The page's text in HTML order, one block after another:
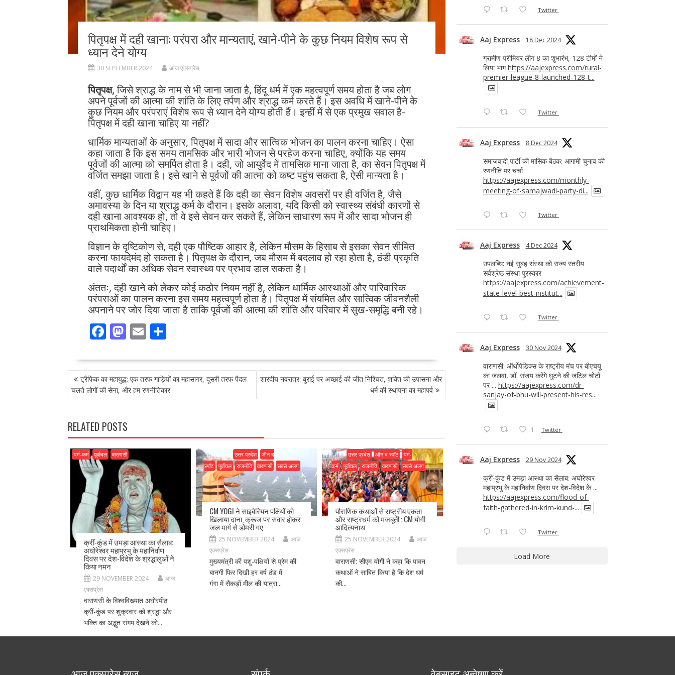
पितृपक्ष में दही खाना: परंपरा और मान्यताएं, खाने-पीने के कुछ नियम विशेष रूप से
ध्यान देने योग्य
30 SEPTEMBER 2024 आज एक्सप्रेस
पितृपक्ष,जिसे श्राद्ध के नाम से भी जाना जाता है, हिंदू धर्म में एक महत्वपूर्ण समय होता है जब लोग
अपने पूर्वजों की आत्मा की शांति के लिए तर्पण और श्राद्ध कर्म करते हैं। इस अवधि में खाने-पीने के
कुछ नियम और परंपराएं विशेष रूप से ध्यान देने योग्य होती हैं। इन्हीं में से एक प्रमुख सवाल है-
पितृपक्ष में दही खाना चाहिए या नहीं?
धार्मिक मान्यताओं के अनुसार, पितृपक्ष में सादा और सात्विक भोजन का पालन करना चाहिए। ऐसा
कहा जाता है कि इस समय तामसिक और भारी भोजन से परहेज करना चाहिए, क्योंकि यह समय
पूर्वजों की आत्मा को समर्पित होता है। दही, जो आयुर्वेद में तामसिक माना जाता है, का सेवन पितृपक्ष में
वर्जित समझा जाता है। इसे खाने से पूर्वजों की आत्मा को कष्ट पहुंच सकता है, ऐसी मान्यता है।
वहीं, कुछ धार्मिक विद्वान यह भी कहते हैं कि दही का सेवन विशेष अवसरों पर ही वर्जित है, जैसे
अमावस्या के दिन या श्राद्ध कर्म के दौरान। इसके अलावा, यदि किसी को स्वास्थ्य संबंधी कारणों से
दही खाना आवश्यक हो, तो वे इसे सेवन कर सकते हैं, लेकिन साधारण रूप में और सादा भोजन ही
प्राथमिकता होनी चाहिए।
विज्ञान के दृष्टिकोण से, दही एक पौष्टिक आहार है, लेकिन मौसम के हिसाब से इसका सेवन सीमित
करना फायदेमंद हो सकता है। पितृपक्ष के दौरान, जब मौसम में बदलाव हो रहा होता है, ठंडी प्रकृति
वाले पदार्थों का अधिक सेवन स्वास्थ्य पर प्रभाव डाल सकता है।
अंततः, दही खाने को लेकर कोई कठोर नियम नहीं है, लेकिन धार्मिक आस्थाओं और पारिवारिक
परंपराओं का पालन करना इस समय महत्वपूर्ण होता है। पितृपक्ष में संयमित और सात्विक जीवनशैली
अपनाने पर जोर दिया जाता है ताकि पूर्वजों की आत्मा की शांति और परिवार में सुख-समृद्धि बनी रहे।
F
e
b
o
k
M
to
d
o
E
ai
l
S
ar
e
POST
NAVIGATION
ट्रैफिक का महायुद्ध: एक तरफ गाड़ियों का महासागर, दूसरी तरफ पैदल
चलते लोगों की सेना, और हम रणनीतिकार
शारदीय नवरात्र: बुराई पर अच्छाई की जीत निश्चित, शक्ति की उपासना और
धर्म की स्थापना का महापर्व
RELATED POSTS
धर्म-कर्म पूर्वांचल वाराणसी
क्रीं-कुंड में उमड़ा आस्था का सैलाब:
अघोरेश्वर महाप्रभु के महानिर्वाण
दिवस पर देश-विदेश के श्रद्धालुओं ने
किया नमन
29 NOVEMBER 2024
आज
एक्सप्रेस
वाराणसी के विश्वविख्यात अघोरपीठ
क्रीं-कुंड पर शुक्रवार को श्रद्धा और
भक्ति का अद्भुत संगम देखने को...
उत्तर प्रदेश
ऑन द
स्पॉट
पूर्वांचल राजनीति वाराणसी सबसे अलग
CM YOGI ने साइबेरियन पक्षियों को
खिलाया दाना, क्रूज पर सवार होकर
जल मार्ग से डोमरी गए
25 NOVEMBER 2024
आज
एक्सप्रेस
मुख्यमंत्री की पशु-पक्षियों से प्रेम की
बानगी फिर दिखी हर वर्ष ठंड में
गंगा में सैकड़ों मील की यात्रा...
उत्तर प्रदेश ऑन द स्पॉट
धर्म-
कर्म
पूर्वांचल राजनीति वाराणसी सबसे अलग
पौराणिक कथाओं से राष्ट्रीय एकता
और राष्ट्रधर्म को मजबूती : CM योगी
आदित्यनाथ
25 NOVEMBER 2024
आज
एक्सप्रेस
वाराणसी: सीएम योगी ने कहा कि पावन
कथाओं ने साबित किया है कि देश धर्म
की...
Twitter
Aaj Express 18 Dec 2024
ग्रामीण प्रीमियर लीग 8 का शुभारंभ, 128 टीमों ने
लिया भागhttps://aajexpress.com/rural-
premier-league-8-launched-128-t...
Twitter
Aaj Express 8 Dec 2024
समाजवादी पार्टी की मासिक बैठक: आगामी चुनाव की
रणनीति पर चर्चा
https://aajexpress.com/monthly-
meeting-of-samajwadi-party-di...
Twitter
Aaj Express 4 Dec 2024
उपलब्धि: नई सुबह संस्था को राज्य स्तरीय
सर्वश्रेष्ठ संस्था पुरस्कार
https://aajexpress.com/achievement-
state-level-best-institut...
Twitter
Aaj Express 30 Nov 2024
वाराणसी: ऑर्थोपेडिक्स के राष्ट्रीय मंच पर बीएचयू
का जलवा, डॉ. संजय करेंगे घुटने की जटिल चोटों
पर ... https://aajexpress.com/dr-
sanjay-of-bhu-will-present-his-res...
1 Twitter
Aaj Express 29 Nov 2024
क्रीं-कुंड में उमड़ा आस्था का सैलाब: अघोरेश्वर
महाप्रभु के महानिर्वाण दिवस पर देश-विदेश के ...
https://aajexpress.com/flood-of-
faith-gathered-in-krim-kund-...
Twitter
Load More